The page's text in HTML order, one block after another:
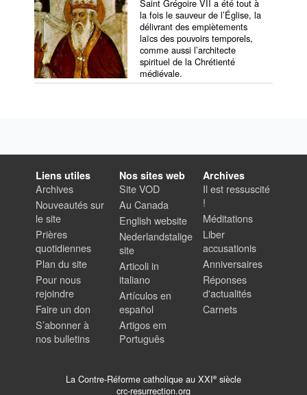
Saint Grégoire VII a été tout à
la fois le sauveur de l’Église, la
délivrant des empiètements
laïcs des pouvoirs temporels,
comme aussi l’architecte
spirituel de la Chrétienté
médiévale.
Liens utiles
Archives
Nouveautés sur
le site
Prières
quotidiennes
Plan du site
Pour nous
rejoindre
Faire un don
S’abonner à
nos bulletins
Nos sites web
Site VOD
Au Canada
English website
Nederlandstalige
site
Articoli in
italiano
Artículos en
español
Artigos em
Português
Archives
Il est ressuscité
!
Méditations
Liber
accusationis
Anniversaires
Réponses
d'actualités
Carnets
La Contre-Réforme catholique au XXIe siècle
crc-resurrection.org